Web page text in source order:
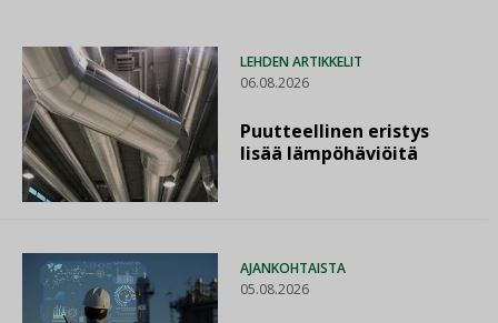
LEHDEN ARTIKKELIT
06.08.2026
Puutteellinen eristys
lisää lämpöhäviöitä
AJANKOHTAISTA
05.08.2026